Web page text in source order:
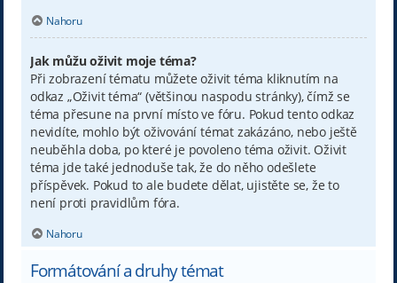
Nahoru
Jak můžu oživit moje téma?
Při zobrazení tématu můžete oživit téma kliknutím na
odkaz „Oživit téma“ (většinou naspodu stránky), čímž se
téma přesune na první místo ve fóru. Pokud tento odkaz
nevidíte, mohlo být oživování témat zakázáno, nebo ještě
neuběhla doba, po které je povoleno téma oživit. Oživit
téma jde také jednoduše tak, že do něho odešlete
příspěvek. Pokud to ale budete dělat, ujistěte se, že to
není proti pravidlům fóra.
Nahoru
Formátování a druhy témat